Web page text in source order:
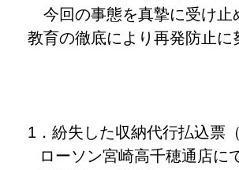
今回の事態を真摯に受け止
教育の徹底により再発防止に
1．紛失した収納代行払込票
ローソン宮崎高千穂通店に